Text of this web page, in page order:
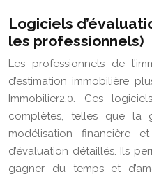
Logiciels
les professionnels)
Les professionnels de
d’estimation immobilière
Immobilier2.0. Ces
complètes, telles que la
modélisation financière
d’évaluation détaillés. Ils
gagner du temps et